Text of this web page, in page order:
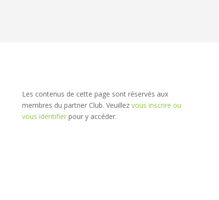
Les contenus de cette page sont réservés aux
membres du partner Club. Veuillez vous inscrire ou
vous identifierpour y accéder.